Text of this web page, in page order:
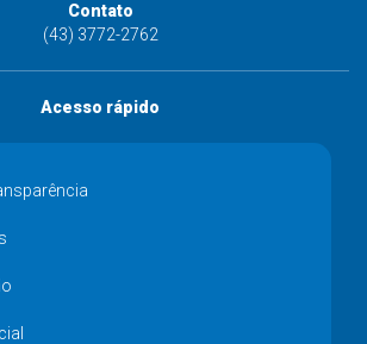
Contato
(43) 3772-2762
Acesso rápido